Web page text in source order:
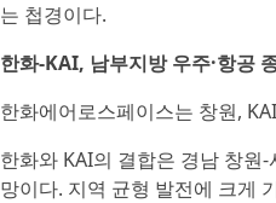
는 첩경이다.
한화-KAI, 남부지방 우주·항공
한화에어로스페이스는 창원,
한화와 KAI의 결합은 경남 창원
망이다. 지역 균형 발전에 크게